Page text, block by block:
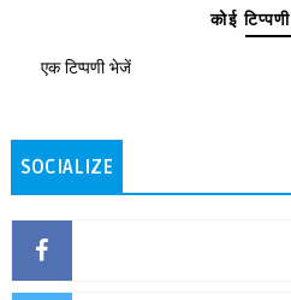
कोई
एक टिप्पणी भेजें
SOCIALIZE